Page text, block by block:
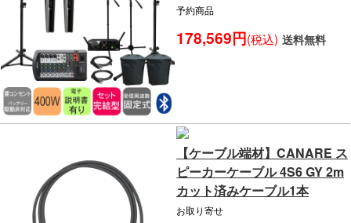
予約商品
178,569円(税込) 送料無料
【ケーブル端材】CANARE ス
ピーカーケーブル 4S6 GY 2m
カット済みケーブル1本
お取り寄せ